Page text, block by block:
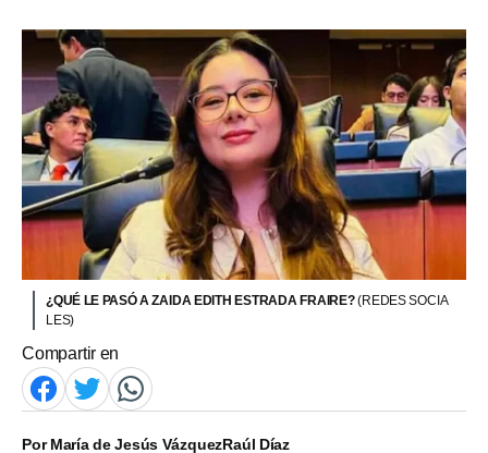
¿QUÉ LE PASÓ A ZAIDA EDITH ESTRADA FRAIRE?(REDES SOCIA
LES)
Compartir en
PorMaría de Jesús VázquezRaúl Díaz